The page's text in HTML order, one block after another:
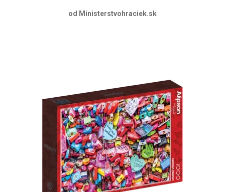
od Ministerstvohraciek.sk